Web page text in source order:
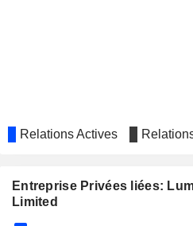
Relations Actives
Entreprise Privées liées:
Limited